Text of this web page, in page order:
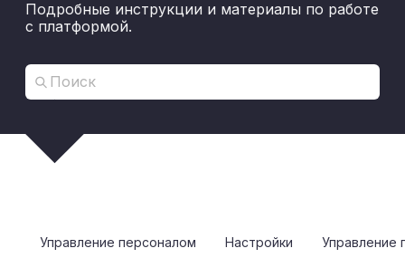
Подробные инструкции и материалы по работе
с платформой.
Управление персоналом Настройки Управление